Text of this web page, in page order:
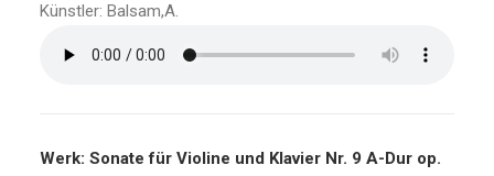
Künstler: Balsam,A.
Werk: Sonate für Violine und Klavier Nr. 9 A-Dur op.